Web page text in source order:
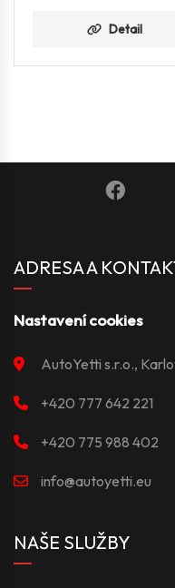
Detail
ADRESA A
Nastavení cookies
AutoYetti s.r.o.,
+420 777 642 221
+420 775 988 402
info@autoyetti.eu
NAŠE SLUŽBY